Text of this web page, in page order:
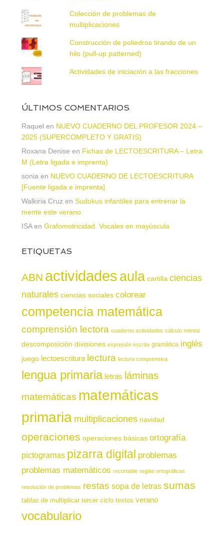
Colección de problemas de
multiplicaciones
Construcción de poliedros tirando de un
hilo (pull-up patterned)
Actividades de iniciación a las fracciones
ÚLTIMOS COMENTARIOS
Raquel en NUEVO CUADERNO DEL PROFESOR 2024 –
2025 (SUPERCOMPLETO Y GRATIS)
Roxana Denise en Fichas de LECTOESCRITURA – Letra
M (Letra ligada e imprenta)
sonia en NUEVO CUADERNO DE LECTOESCRITURA
[Fuente ligada e imprenta]
Walkiria Cruz en Sudokus infantiles para entrenar la
mente este verano
ISAen Grafomotricidad. Vocales en mayúscula
ETIQUETAS
ABN actividadesaula cartilla ciencias
naturales ciencias sociales colorear
competencia matemática
comprensión lectora cuaderno actividades cálculo mental
descomposición divisiones expresión escrita gramática inglés
juego lectoescritura lectura lectura comprensiva
lengua primaria letras láminas
matemáticas matemáticas
primaria multiplicaciones navidad
operaciones operaciones básicas ortografía
pictogramas pizarra digital problemas
problemas matemáticos recortable reglas ortográficas
resolución de problemas restas sopa de letras sumas
tablas de multiplicar tercer ciclo textos verano
vocabulario